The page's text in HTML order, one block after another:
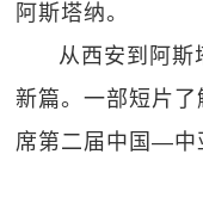
阿斯塔纳。
从西安到阿斯
新篇。一部短片
席第二届中国—中